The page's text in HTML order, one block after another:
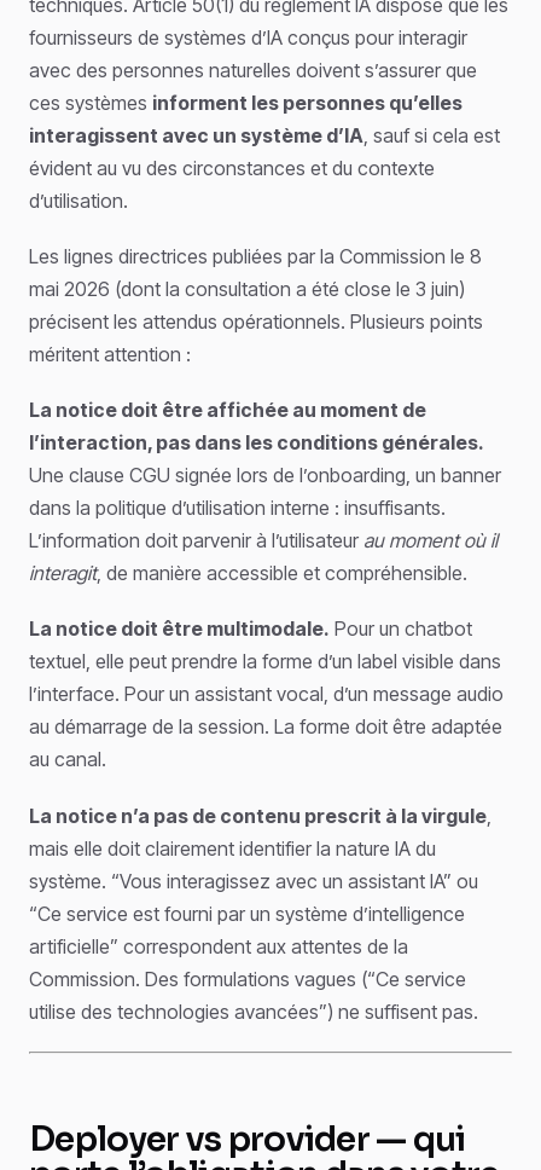
fournisseurs de systèmes d’IA conçus pour interagir
avec des personnes naturelles doivent s’assurer que
ces systèmes informent les personnes qu’elles
interagissent avec un système d’IA , sauf si cela est
évident au vu des circonstances et du contexte
d’utilisation.
Les lignes directrices publiées par la Commission le 8
mai 2026 (dont la consultation a été close le 3 juin)
précisent les attendus opérationnels. Plusieurs points
méritent attention :
La notice doit être affichée au moment de
l’interaction, pas dans les conditions générales.
Une clause CGU signée lors de l’onboarding, un banner
dans la politique d’utilisation interne : insuffisants.
L’information doit parvenir à l’utilisateur au moment où il
interagit, de manière accessible et compréhensible.
La notice doit être multimodale. Pour un chatbot
textuel, elle peut prendre la forme d’un label visible dans
l’interface. Pour un assistant vocal, d’un message audio
au démarrage de la session. La forme doit être adaptée
au canal.
La notice n’a pas de contenu prescrit à la virgule
mais elle doit clairement identifier la nature IA du
système. “Vous interagissez avec un assistant IA” ou
“Ce service est fourni par un système d’intelligence
artificielle” correspondent aux attentes de la
Commission. Des formulations vagues (“Ce service
utilise des technologies avancées”) ne suffisent pas.
Deployer vs provider — qui